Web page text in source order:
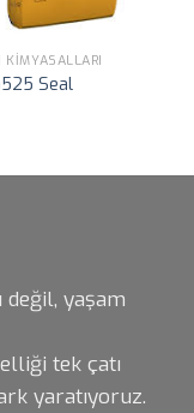
KIMYASALLARI
Seal
değil, yaşam
tek çatı
yaratıyoruz.